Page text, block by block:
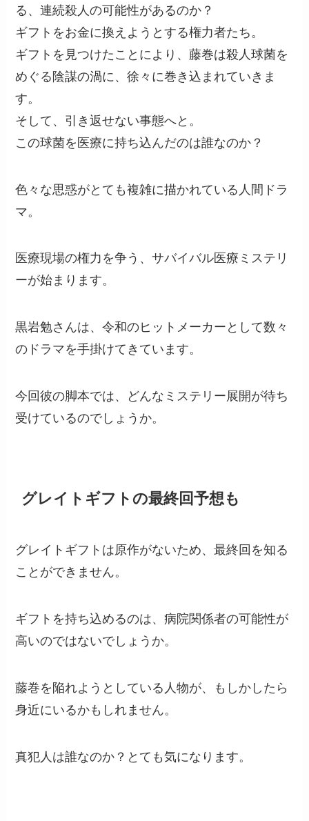
る、連続殺人の可能性があるのか？
ギフトをお金に換えようとする権力者たち。
ギフトを見つけたことにより、藤巻は殺人球菌を
めぐる陰謀の渦に、徐々に巻き込まれていきま
す。
そして、引き返せない事態へと。
この球菌を医療に持ち込んだのは誰なのか？
色々な思惑がとても複雑に描かれている人間ドラ
マ。
医療現場の権力を争う、サバイバル医療ミステリ
ーが始まります。
黒岩勉さんは、令和のヒットメーカーとして数々
のドラマを手掛けてきています。
今回彼の脚本では、どんなミステリー展開が待ち
受けているのでしょうか。
グレイトギフトの最終回予想も
グレイトギフトは原作がないため、最終回を知る
ことができません。
ギフトを持ち込めるのは、病院関係者の可能性が
高いのではないでしょうか。
藤巻を陥れようとしている人物が、もしかしたら
身近にいるかもしれません。
真犯人は誰なのか？とても気になります。